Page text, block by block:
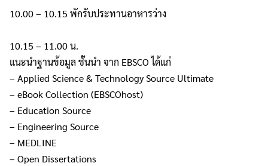
10.00 – 10.15 พักรับประทานอาหารว่าง
10.15 – 11.00 น.
แนะนำฐานข้อมูล ชั้นนำ จาก EBSCO ได้แก่
– Applied Science & Technology Source Ultimate
– eBook Collection (EBSCOhost)
– Education Source
– Engineering Source
– MEDLINE
– Open Dissertations